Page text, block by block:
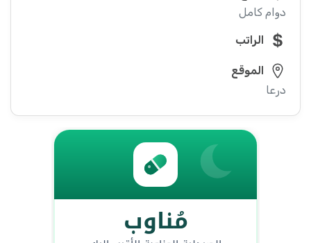
دوام كامل
الراتب
الموقع
درعا